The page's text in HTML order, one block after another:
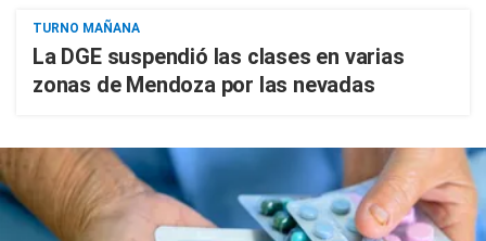
TURNO MAÑANA
La DGE suspendió las clases en varias
zonas de Mendoza por las nevadas